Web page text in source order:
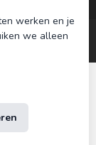
werken en je
we alleen